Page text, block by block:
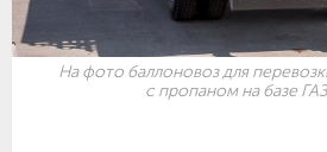
На фото баллоновоз для
с пропаном на базе